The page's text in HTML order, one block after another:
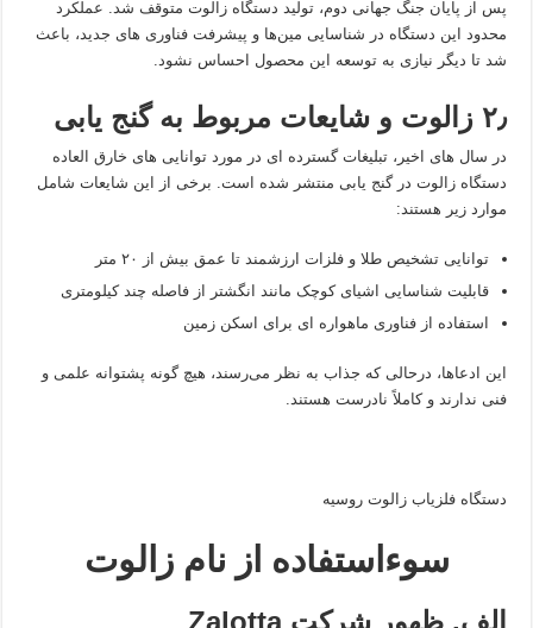
پس از پایان جنگ جهانی دوم، تولید دستگاه زالوت متوقف شد. عملکرد
محدود این دستگاه در شناسایی مین‌ها و پیشرفت فناوری‌ های جدید، باعث
شد تا دیگر نیازی به توسعه این محصول احساس نشود.
۲٫ زالوت و شایعات مربوط به گنج‌ یابی
در سال‌ های اخیر، تبلیغات گسترده‌ ای در مورد توانایی‌ های خارق‌ العاده
دستگاه زالوت در گنج‌ یابی منتشر شده است. برخی از این شایعات شامل
موارد زیر هستند:
توانایی تشخیص طلا و فلزات ارزشمند تا عمق بیش از ۲۰ متر
قابلیت شناسایی اشیای کوچک مانند انگشتر از فاصله چند کیلومتری
استفاده از فناوری ماهواره‌ ای برای اسکن زمین
این ادعاها، درحالی‌ که جذاب به نظر می‌رسند، هیچ‌ گونه پشتوانه علمی و
فنی ندارند و کاملاً نادرست هستند.
دستگاه فلزیاب زالوت روسیه
سوءاستفاده از نام زالوت
الف. ظهور شرکت Zalotta